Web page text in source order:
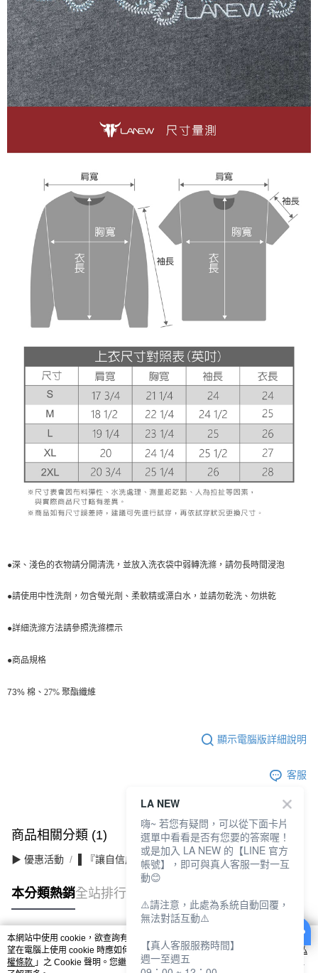
●深、淺色的衣物請分開清洗，並放入洗衣袋中弱轉洗滌，請勿長時間浸泡
●請使用中性洗劑，勿含螢光劑、柔軟精或漂白水，並請勿乾洗、勿烘乾
●詳細洗滌方法請參照洗滌標示
●商品規格
73% 棉、 27% 聚酯纖維
顯示電腦版詳細說明
客服
商品相關分類 (1)
▶ 優惠活動 ▌『讓自信成為日常』滿件最高3折
本分類熱銷全站排行
熱門標籤
本網站中使用 cookie，欲查詢有關本網站使用 cookie 方式之詳情，及若您不希
望在電腦上使用 cookie 時應如何變更電腦的 cookie 設定，請參閱本網站「
隱私
權條款 」之 Cookie 聲明。您繼續使用本網站即表示您同意本公司得按本網站使
LA NEW
嗨~ 若您有疑問，可以從下面卡片
選單中看看是否有您要的答案喔！
或是加入 LA NEW 的【LINE 官方
帳號】，即可與真人客服一對一互
動😊
⚠️請注意，此處為系統自動回覆，
無法對話互動⚠️
【真人客服服務時間】
週一至週五